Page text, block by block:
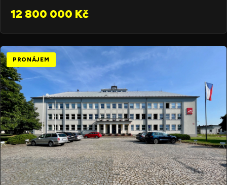
12 800 000 Kč
PRONÁJEM